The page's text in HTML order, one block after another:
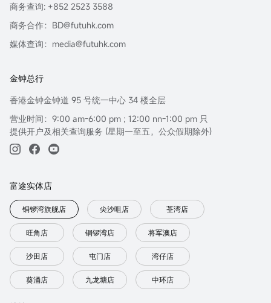
商务查询: +852 2523 3588
商务合作：BD@futuhk.com
媒体查询：media@futuhk.com
金钟总行
香港金钟金钟道 95 号统一中心 34 楼全层
营业时间：9:00 am-6:00 pm ; 12:00 nn-1:00 pm 只
提供开户及相关查询服务 (星期一至五，公众假期除外)
富途实体店
铜锣湾旗舰店 尖沙咀店 荃湾店
旺角店 铜锣湾店 将军澳店
沙田店 屯门店 湾仔店
葵涌店 九龙塘店 中环店